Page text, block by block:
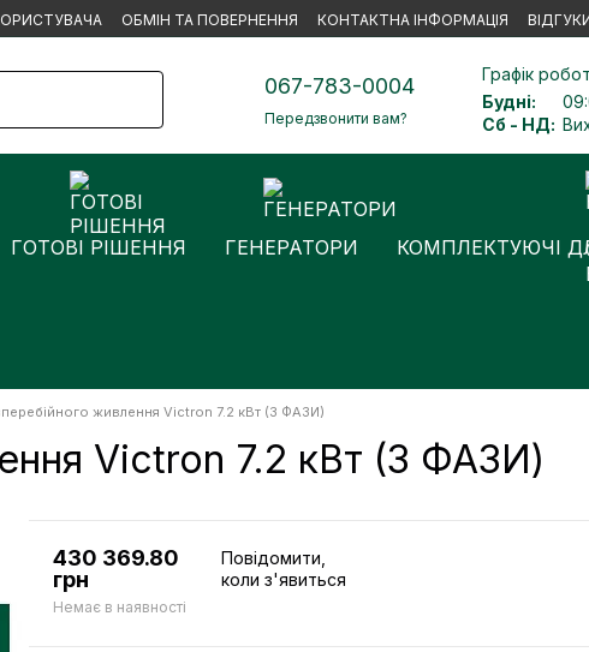
ОБМІН ТА ПОВЕРНЕННЯ КОНТАКТНА ІНФОРМАЦІЯ
067-783-0004
Передзвонити вам?
Графік
Будні:
Сб - НД:
ГОТОВІ РІШЕННЯ ГЕНЕРАТОРИ КОМПЛЕКТУЮЧІ
живлення Victron 7.2 кВт (3 ФАЗИ)
Victron 7.2 кВт (3 ФАЗИ)
430 369.80
грн
Немає в наявності
Повідомити,
коли з'явиться